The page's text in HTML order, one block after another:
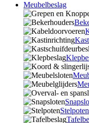
Meubelbeslag
Stelpoten